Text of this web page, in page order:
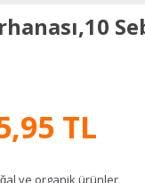
TL
ve organik ürünler